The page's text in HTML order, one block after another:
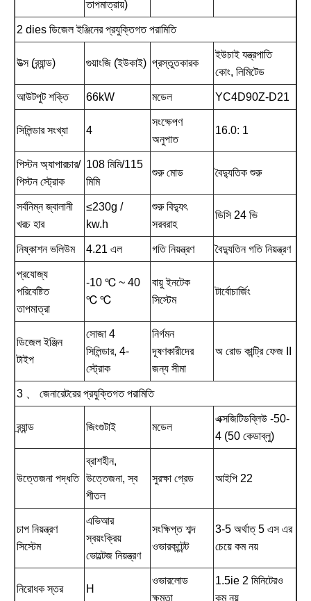
তাপমাত্রায়)
2 dies ডিজেল ইঞ্জিনের প্রযুক্তিগত পরামিতি
উত্স (ব্র্যান্ড) গুয়াংজি (ইউকাই) প্রস্তুতকারক
ইউচাই যন্ত্রপাতি
কোং, লিমিটেড
আউটপুট শক্তি 66kW মডেল YC4D90Z-D21
সিলিন্ডার সংখ্যা 4
সংক্ষেপণ
অনুপাত
16.0: 1
পিস্টন অ্যাপারচার/
পিস্টন স্ট্রোক
108 মিমি/115
মিমি
শুরু মোড বৈদ্যুতিক শুরু
সর্বনিম্ন জ্বালানী
খরচ হার
≤230g /
kw.h
শুরু বিদ্যুৎ
সরবরাহ
ডিসি 24 ভি
নিষ্কাশন ভলিউম 4.21 এল গতি নিয়ন্ত্রণ বৈদ্যুতিন গতি নিয়ন্ত্রণ
প্রযোজ্য
পরিবেষ্টিত
তাপমাত্রা
-10 ℃ ~ 40
℃ ℃
বায়ু ইনটেক
সিস্টেম
টার্বোচার্জিং
ডিজেল ইঞ্জিন
টাইপ
সোজা 4
সিলিন্ডার, 4-
স্ট্রোক
নির্গমন
দূষণকারীদের
জন্য সীমা
অ রোড কান্ট্রি ফেজ II
3 、 জেনারেটরের প্রযুক্তিগত পরামিতি
ব্র্যান্ড জিংগুটাই মডেল
এক্সজিটিডব্লিউ -50-
4 (50 কেডাব্লু)
উত্তেজনা পদ্ধতি
ব্রাশহীন,
উত্তেজনা, স্ব
শীতল
সুরক্ষা গ্রেড আইপি 22
চাপ নিয়ন্ত্রণ
সিস্টেম
এভিআর
স্বয়ংক্রিয়
ভোল্টেজ নিয়ন্ত্রণ
সংক্ষিপ্ত শব্দ
ওভারকন্টেন্ট
3-5 অর্থাত্ 5 এস এর
চেয়ে কম নয়
নিরোধক স্তর H
ওভারলোড
ক্ষমতা
1.5ie 2 মিনিটেরও
কম নয়